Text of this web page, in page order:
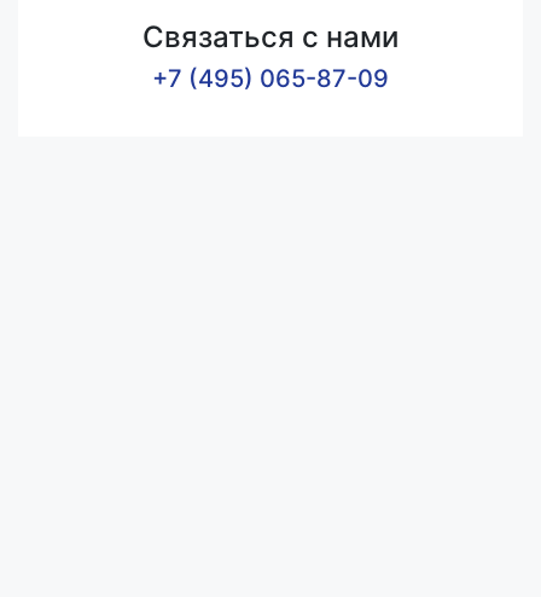
Связаться с нами
+7 (495) 065-87-09